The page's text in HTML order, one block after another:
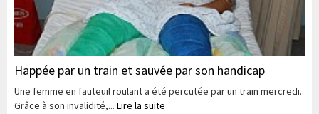
Happée par un train et sauvée par son handicap
Une femme en fauteuil roulant a été percutée par un train mercredi.
Grâce à son invalidité,... Lire la suite